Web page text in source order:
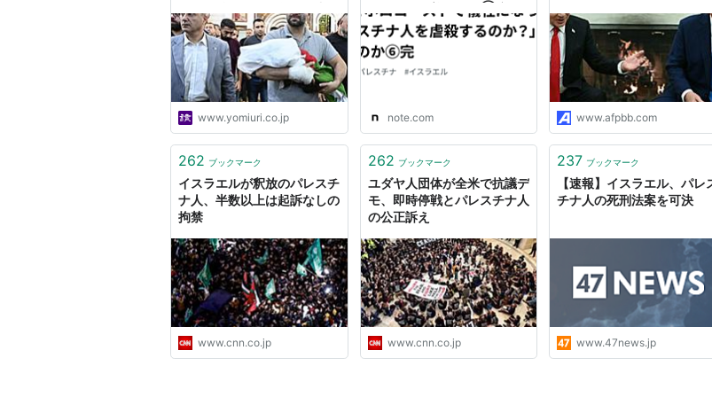
だ」 : 読売新聞
www.yomiuri.co.jp
日居月諸
note.com www.afpbb.com
262 ブックマーク
イスラエルが釈放のパレスチ
ナ人、半数以上は起訴なしの
拘禁
www.cnn.co.jp
262 ブックマーク
ユダヤ人団体が全米で抗議デ
モ、即時停戦とパレスチナ人
の公正訴え
www.cnn.co.jp
237 ブックマーク
【速報】イスラエル、パレ
チナ人の死刑法案を可決
www.47news.jp